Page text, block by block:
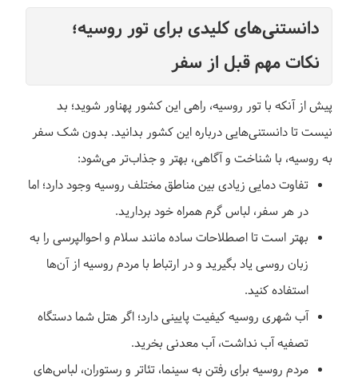
دانستنی‌های کلیدی برای تور روسیه؛
نکات مهم قبل از سفر
پیش از آنکه با تور روسیه، راهی این کشور پهناور شوید؛ بد
نیست تا دانستنی‌هایی درباره این کشور بدانید. بدون شک سفر
به روسیه، با شناخت و آگاهی، بهتر و جذاب‌تر می‌شود:
تفاوت دمایی زیادی بین مناطق مختلف روسیه وجود دارد؛ اما
در هر سفر، لباس گرم همراه خود بردارید.
بهتر است تا اصطلاحات ساده مانند سلام و احوالپرسی را به
زبان روسی یاد بگیرید و در ارتباط با مردم روسیه از آن‌ها
استفاده کنید.
آب شهری روسیه کیفیت پایینی دارد؛ اگر هتل شما دستگاه
تصفیه آب نداشت، آب معدنی بخرید.
مردم روسیه برای رفتن به سینما، تئاتر و رستوران، لباس‌های